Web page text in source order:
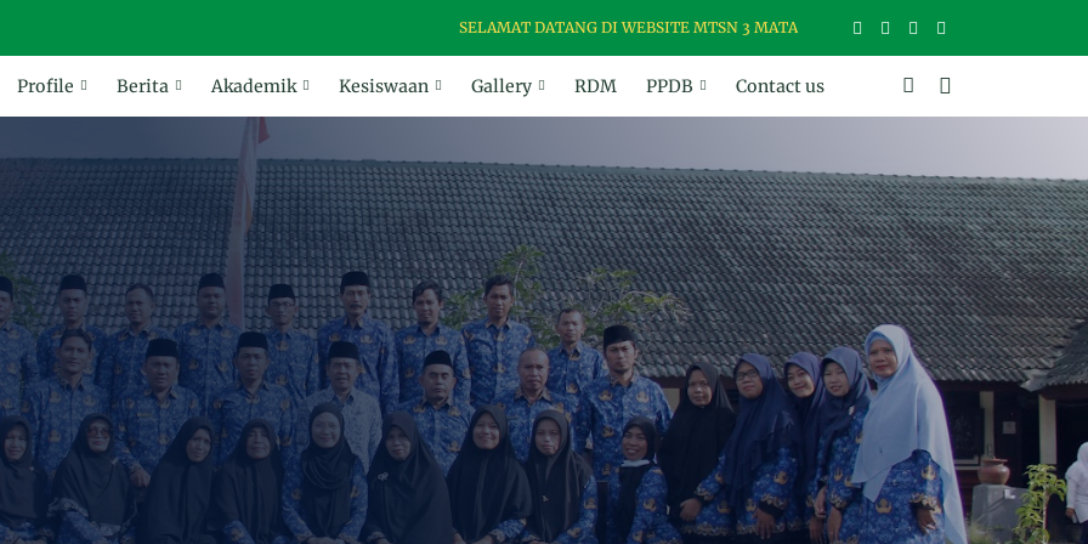
SELAMAT DATANG DI WEBSITE MTSN 3 MATARAM, MADRASAH USWAH (UNGGUL, SANTUN,
Profile Berita Akademik Kesiswaan Gallery RDM PPDB Contact us